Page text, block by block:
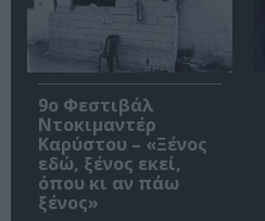
9ο Φεστιβάλ
Ντοκιμαντέρ
Καρύστου – «Ξένος
εδώ, ξένος εκεί,
όπου κι αν πάω
ξένος»